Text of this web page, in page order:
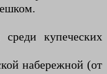
купеческих
набережной (от